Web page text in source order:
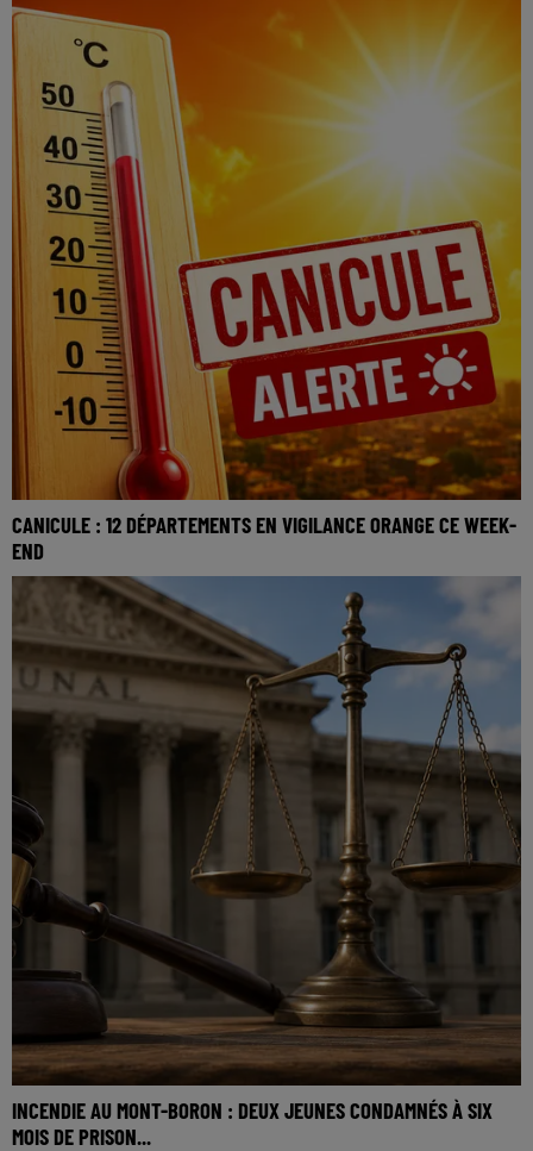
CANICULE : 12 DÉPARTEMENTS EN VIGILANCE ORANGE CE WEEK-
END
INCENDIE AU MONT-BORON : DEUX JEUNES CONDAMNÉS À SIX
MOIS DE PRISON...